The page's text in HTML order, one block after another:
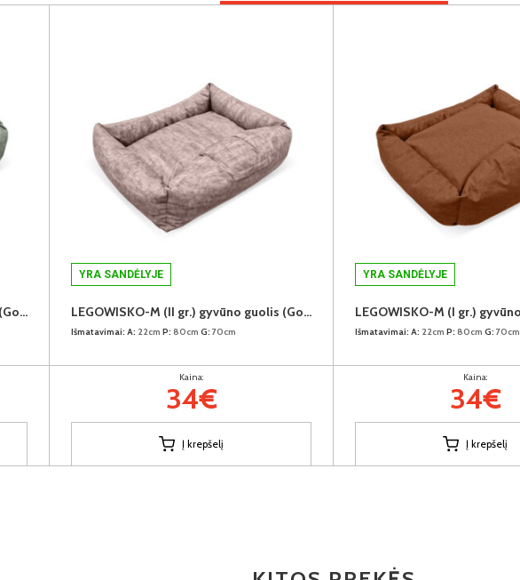
LEGOWISKO-M (II gr.) gyvūno guolis (Gonzalez-2903)
YRA SANDĖLYJE
LEGOWISKO-M (II gr.) gyvūno guolis (Gonzalez-2904)
Išmatavimai: A: 22cm P: 80cm G: 70cm
Kaina:
34€
Į krepšelį
YRA SANDĖLYJE
Išmatavimai: A: 22cm P: 80cm G: 70cm
Kaina:
34€
Į krepšelį